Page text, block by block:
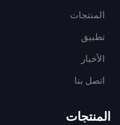
المنتجات
تطبيق
الأخبار
اتصل بنا
المنتجات